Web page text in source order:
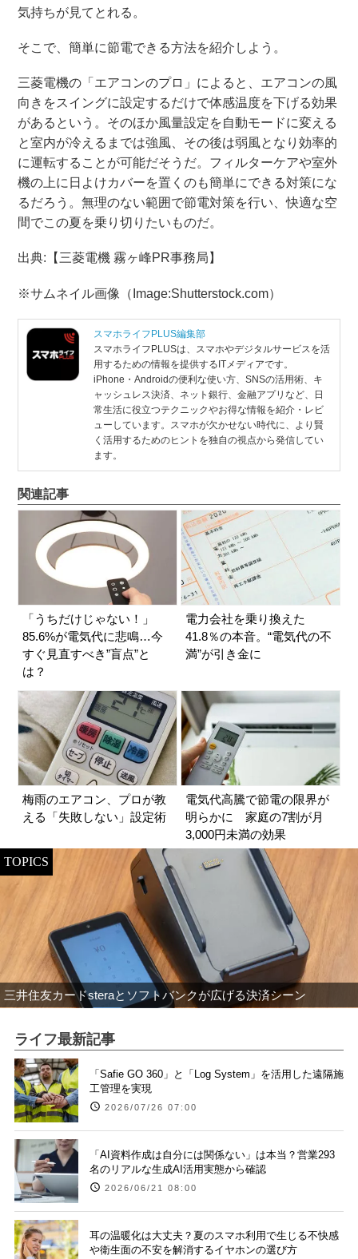
気持ちが見てとれる。
そこで、簡単に節電できる方法を紹介しよう。
三菱電機の「エアコンのプロ」によると、エアコンの風
向きをスイングに設定するだけで体感温度を下げる効果
があるという。そのほか風量設定を自動モードに変える
と室内が冷えるまでは強風、その後は弱風となり効率的
に運転することが可能だそうだ。フィルターケアや室外
機の上に日よけカバーを置くのも簡単にできる対策にな
るだろう。無理のない範囲で節電対策を行い、快適な空
間でこの夏を乗り切りたいものだ。
出典:【三菱電機 霧ヶ峰PR事務局】
※サムネイル画像（Image:Shutterstock.com）
スマホライフPLUS編集部
スマホライフPLUSは、スマホやデジタルサービスを活
用するための情報を提供するITメディアです。
iPhone・Androidの便利な使い方、SNSの活用術、キ
ャッシュレス決済、ネット銀行、金融アプリなど、日
常生活に役立つテクニックやお得な情報を紹介・レビ
ューしています。スマホが欠かせない時代に、より賢
く活用するためのヒントを独自の視点から発信してい
ます。
関連記事
「うちだけじゃない！」
85.6%が電気代に悲鳴…今
すぐ見直すべき”盲点”と
は？
電力会社を乗り換えた
41.8％の本音。“電気代の不
満”が引き金に
梅雨のエアコン、プロが教
える「失敗しない」設定術
電気代高騰で節電の限界が
明らかに 家庭の7割が月
3,000円未満の効果
TOPICS
三井住友カードsteraとソフトバンクが広げる決済シーン
ライフ最新記事
「Safie GO 360」と「Log System」を活用した遠隔施
工管理を実現
2026/07/26 07:00
「AI資料作成は自分には関係ない」は本当？営業293
名のリアルな生成AI活用実態から確認
2026/06/21 08:00
耳の温暖化は大丈夫？夏のスマホ利用で生じる不快感
や衛生面の不安を解消するイヤホンの選び方